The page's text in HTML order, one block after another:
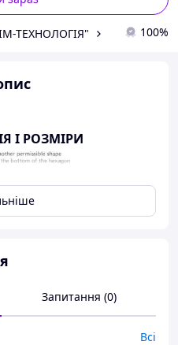
ТЕХНОЛОГІЯ" 100%
І РОЗМІРИ
Запитання (0)
Всі